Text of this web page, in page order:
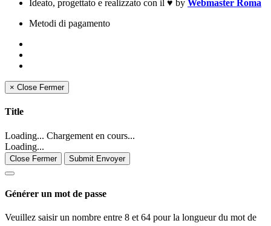
Ideato, progettato e realizzato con il ♥ by Webmaster Roma
Metodi di pagamento
× Close Fermer
Title
Loading... Chargement en cours...
Loading...
Close Fermer Submit Envoyer
Générer un mot de passe
Veuillez saisir un nombre entre 8 et 64 pour la longueur du mot de